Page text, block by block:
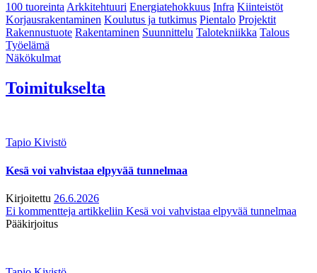
100 tuoreintaArkkitehtuuri Energiatehokkuus Infra Kiinteistöt
Korjausrakentaminen Koulutus ja tutkimus Pientalo Projektit
Rakennustuote Rakentaminen Suunnittelu Talotekniikka Talous
Työelämä
Näkökulmat
Toimitukselta
Tapio Kivistö
Kesä voi vahvistaa elpyvää tunnelmaa
Kirjoitettu 26.6.2026
Ei kommentteja artikkeliin Kesä voi vahvistaa elpyvää tunnelmaa
Pääkirjoitus